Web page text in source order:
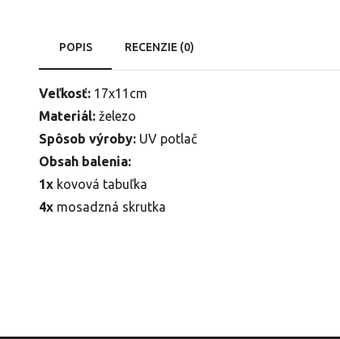
POPIS RECENZIE (0)
Veľkosť: 17x11cm
Materiál: železo
Spôsob výroby: UV potlač
Obsah balenia:
1x kovová tabuľka
4x mosadzná skrutka